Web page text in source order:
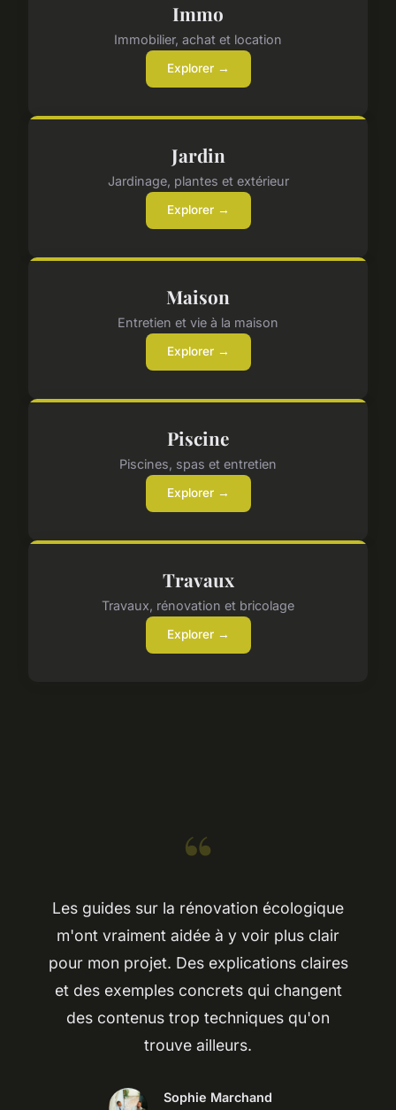
Immo
Immobilier, achat et location
Explorer →
Jardin
Jardinage, plantes et extérieur
Explorer →
Maison
Entretien et vie à la maison
Explorer →
Piscine
Piscines, spas et entretien
Explorer →
Travaux
Travaux, rénovation et bricolage
Explorer →
“
Les guides sur la rénovation écologique
m'ont vraiment aidée à y voir plus clair
pour mon projet. Des explications claires
et des exemples concrets qui changent
des contenus trop techniques qu'on
trouve ailleurs.
Sophie Marchand